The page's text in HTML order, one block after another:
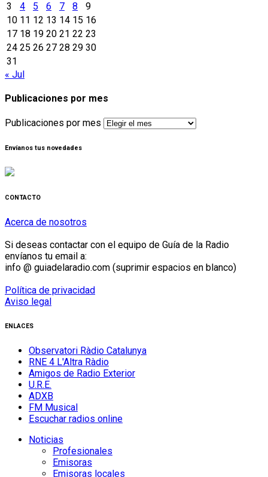
3
4 5 6 7 8
9
10 11 12 13 14 15 16
17 18 19 20 21 22 23
24 25 26 27 28 29 30
31
« Jul
Publicaciones por mes
Publicaciones por mes
Envíanos tus novedades
CONTACTO
Acerca de nosotros
Si deseas contactar con el equipo de Guía de la Radio
envíanos tu email a:
info @ guiadelaradio.com (suprimir espacios en blanco)
Política de privacidad
Aviso legal
ENLACES
Observatori Ràdio Catalunya
RNE 4 L'Altra Ràdio
Amigos de Radio Exterior
U.R.E.
ADXB
FM Musical
Escuchar radios online
Noticias
Profesionales
Emisoras
Emisoras locales